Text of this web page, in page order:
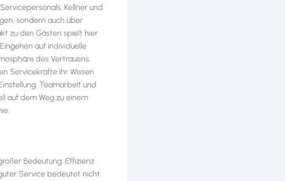
Kellner und
sondern auch über
zu den Gästen spielt hier
auf individuelle
des Vertrauens.
Servicekräfte ihr Wissen
Teamarbeit und
auf dem Weg zu einem
Bedeutung. Effizienz
Service bedeutet nicht